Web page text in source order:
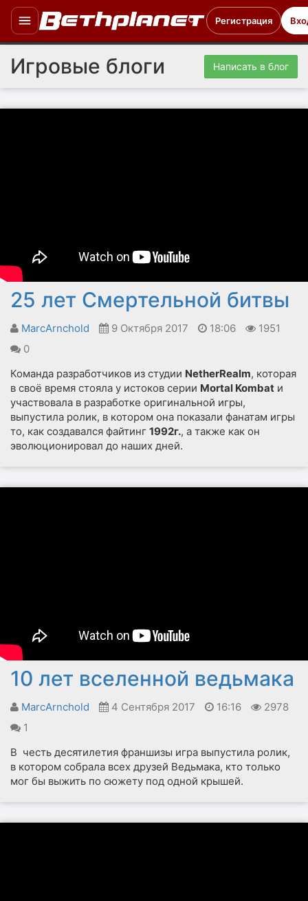
Регистрация
Написать в блог
Игровые блоги
25 лет Смертельной битвы
MarcArnchold 9 Октября 2017 18:06
1951
0
Команда разработчиков из студии NetherRealm, которая
в своё время стояла у истоков серии Mortal Kombat и
участвовала в разработке оригинальной игры,
выпустила ролик, в котором она показали фанатам игры
то, как создавался файтинг 1992г., а также как он
эволюционировал до наших дней.
10 лет вселенной ведьмака
MarcArnchold 4 Сентября 2017 16:16
2978
1
В честь десятилетия франшизы игра выпустила ролик,
в котором собрала всех друзей Ведьмака, кто только
мог бы выжить по сюжету под одной крышей.